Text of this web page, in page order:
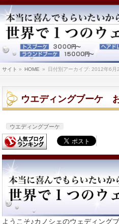
サイト » HOME » 日付別アーカイブ: 2012年6月
ウエディングブーケ
ウエディングブーケ
ようこそ♪カノシェのウェディング